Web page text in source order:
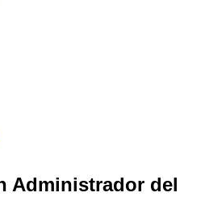
Administrador del